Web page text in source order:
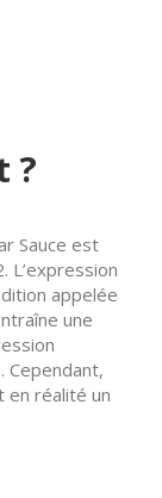
?
Sauce est
L’expression
appelée
une
Cependant,
en réalité un